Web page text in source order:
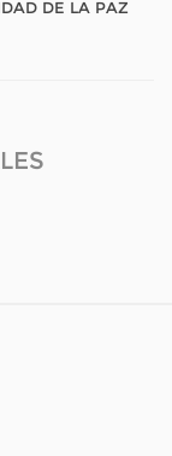
DE LA PAZ